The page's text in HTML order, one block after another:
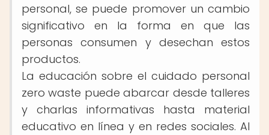
personal, se puede promover un cambio
significativo en la forma en que las
personas consumen y desechan estos
productos.
La educación sobre el cuidado personal
zero waste puede abarcar desde talleres
y charlas informativas hasta material
educativo en línea y en redes sociales. Al